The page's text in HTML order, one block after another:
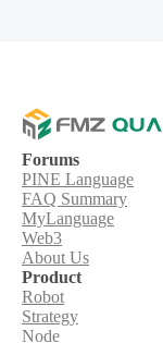
Forums
PINE Language
FAQ Summary
MyLanguage
Web3
About Us
Product
Robot
Strategy
Node